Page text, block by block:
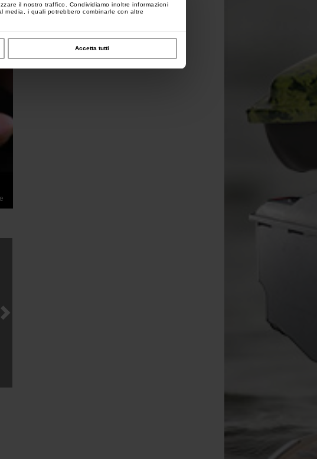
il nostro traffico. Condividiamo inoltre informazioni
media, i quali potrebbero combinarle con altre
Accetta tutti